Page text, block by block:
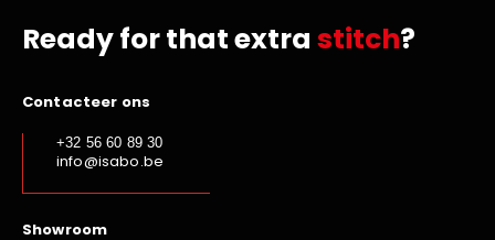
Ready for that extra stitch?
Contacteer ons
+32 56 60 89 30
info@isabo.be
Showroom